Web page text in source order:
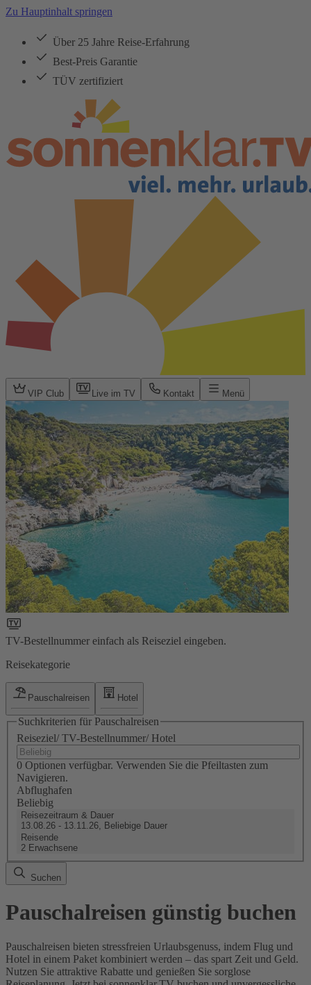
Zu Hauptinhalt springen
Über 25 Jahre Reise-Erfahrung
Best-Preis Garantie
TÜV zertifiziert
VIP Club Live im TV Kontakt Menü
TV-Bestellnummer einfach als Reiseziel eingeben.
Reisekategorie
Pauschalreisen Hotel
Suchkriterien für Pauschalreisen
Reiseziel/ TV-Bestellnummer/ Hotel
0 Optionen verfügbar. Verwenden Sie die Pfeiltasten zum
Navigieren.
Abflughafen
Beliebig
Reisezeitraum & Dauer
13.08.26 - 13.11.26, Beliebige Dauer
Reisende
2 Erwachsene
Suchen
Pauschalreisen günstig buchen
Pauschalreisen bieten stressfreien Urlaubsgenuss, indem Flug und
Hotel in einem Paket kombiniert werden – das spart Zeit und Geld.
Nutzen Sie attraktive Rabatte und genießen Sie sorglose